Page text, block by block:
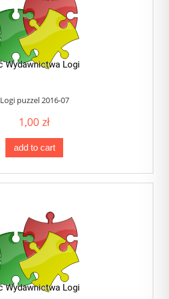
Logi puzzel 2016-07
1,00 zł
add to cart